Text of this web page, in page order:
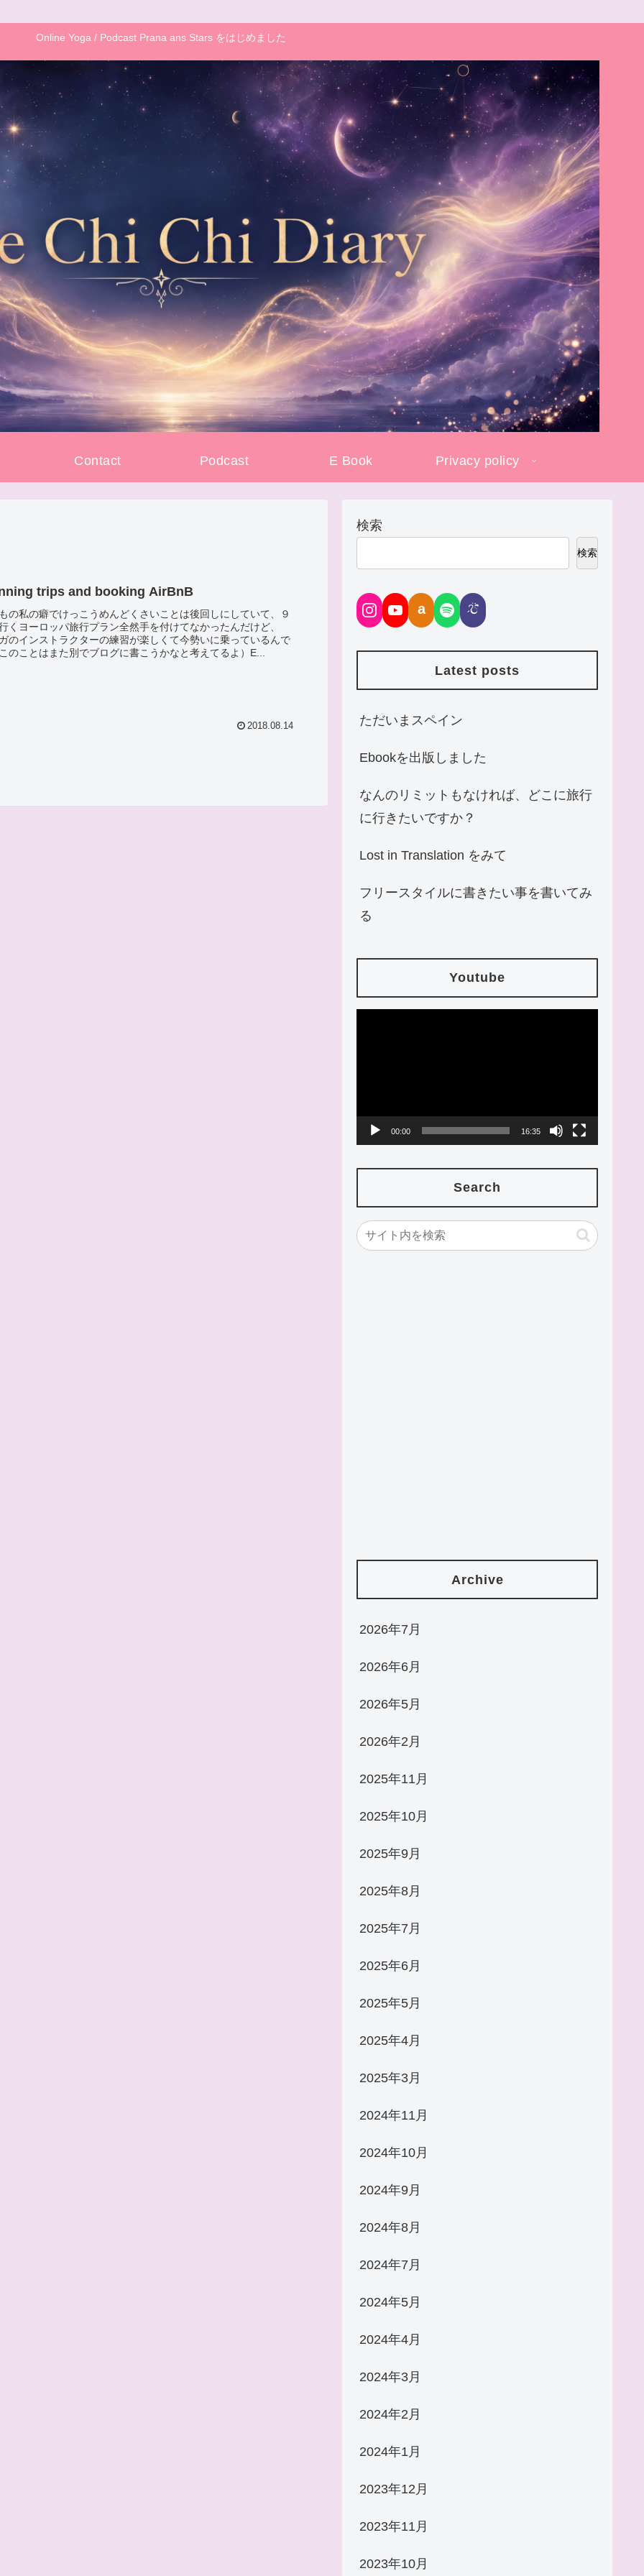
Online Yoga / Podcast Prana ans Stars をはじめました
Contact Podcast E Book Privacy policy
trips and booking AirBnB
の私の癖でけっこうめんどくさいことは後回しにしていて、９
くヨーロッパ旅行プラン全然手を付けてなかったんだけど、
のインストラクターの練習が楽しくて今勢いに乗っているんで
のことはまた別でブログに書こうかなと考えてるよ）E...
2018.08.14
検索
検索
a
Latest posts
ただいまスペイン
Ebookを出版しました
なんのリミットもなければ、どこに旅行
に行きたいですか？
Lost in Translation をみて
フリースタイルに書きたい事を書いてみ
る
Youtube
00:00 16:35
Search
Archive
2026年7月
2026年6月
2026年5月
2026年2月
2025年11月
2025年10月
2025年9月
2025年8月
2025年7月
2025年6月
2025年5月
2025年4月
2025年3月
2024年11月
2024年10月
2024年9月
2024年8月
2024年7月
2024年5月
2024年4月
2024年3月
2024年2月
2024年1月
2023年12月
2023年11月
2023年10月